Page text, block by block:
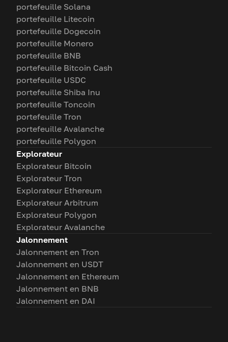
portefeuille Solana
portefeuille Litecoin
portefeuille Dogecoin
portefeuille Monero
portefeuille BNB
portefeuille Bitcoin Cash
portefeuille USDC
portefeuille Shiba Inu
portefeuille Toncoin
portefeuille Tron
portefeuille Avalanche
portefeuille Polygon
Explorateur
Explorateur Bitcoin
Explorateur Tron
Explorateur Ethereum
Explorateur Arbitrum
Explorateur Polygon
Explorateur Avalanche
Jalonnement
Jalonnement en Tron
Jalonnement en USDT
Jalonnement en Ethereum
Jalonnement en BNB
Jalonnement en DAI